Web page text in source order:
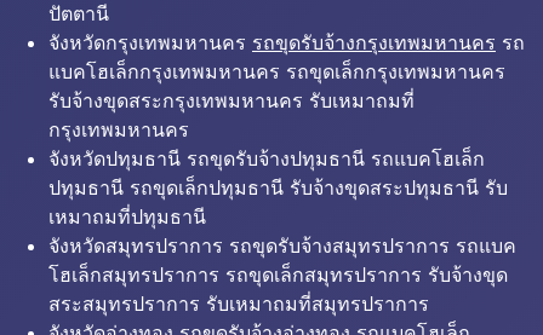
ปัตตานี
จังหวัดกรุงเทพมหานคร รถขุดรับจ้างกรุงเทพมหานคร รถ
แบคโฮเล็กกรุงเทพมหานคร รถขุดเล็กกรุงเทพมหานคร
รับจ้างขุดสระกรุงเทพมหานคร รับเหมาถมที่
กรุงเทพมหานคร
จังหวัดปทุมธานี รถขุดรับจ้างปทุมธานี รถแบคโฮเล็ก
ปทุมธานี รถขุดเล็กปทุมธานี รับจ้างขุดสระปทุมธานี รับ
เหมาถมที่ปทุมธานี
จังหวัดสมุทรปราการ รถขุดรับจ้างสมุทรปราการ รถแบค
โฮเล็กสมุทรปราการ รถขุดเล็กสมุทรปราการ รับจ้างขุด
สระสมุทรปราการ รับเหมาถมที่สมุทรปราการ